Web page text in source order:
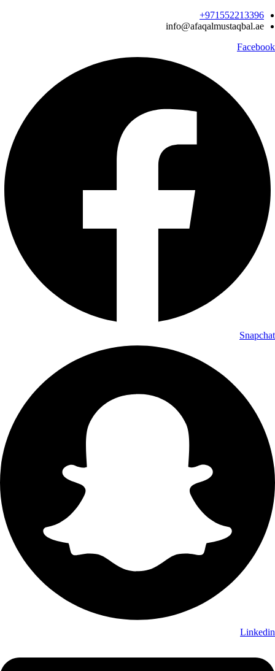
Skip
to
971552213396‬+
info@afaqalmustaqbal.ae
Facebook
Snapchat
Linkedin